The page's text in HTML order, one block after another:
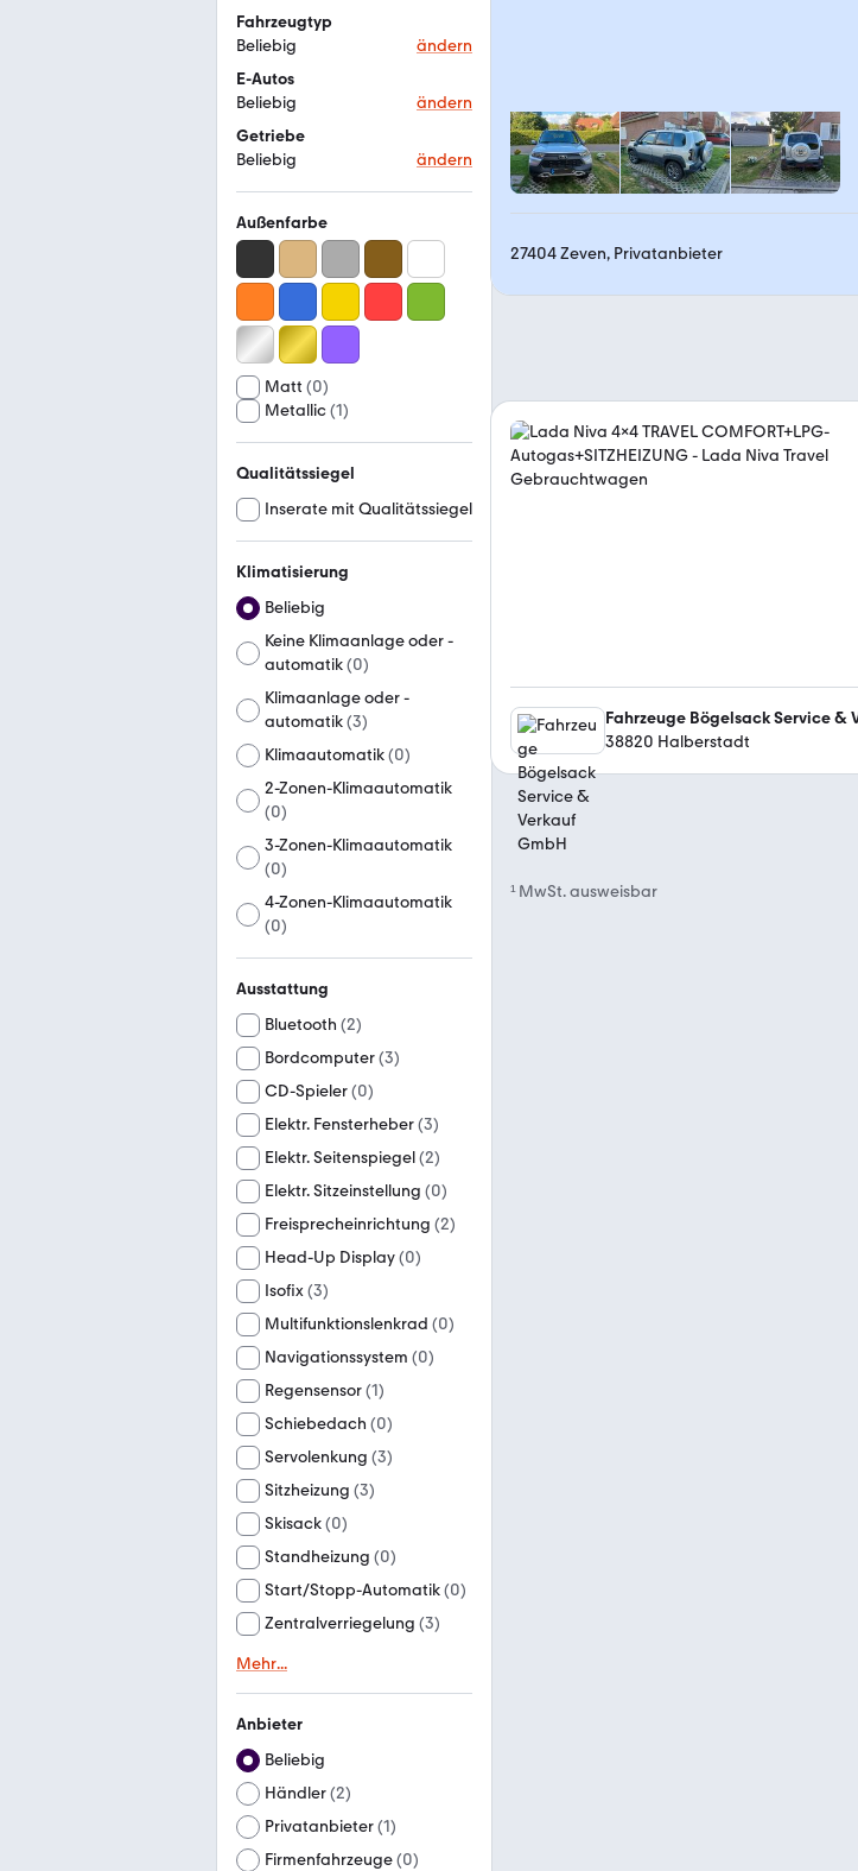
Fahrzeugtyp
Beliebig
ändern
E-Autos
Beliebig
ändern
Getriebe
Beliebig
ändern
Außenfarbe
Matt (0)
Metallic(1)
Qualitätssiegel
Inserate mit Qualitätssiegel
Klimatisierung
Beliebig
Keine Klimaanlage oder -
automatik(0)
Klimaanlage oder -
automatik(3)
Klimaautomatik(0)
2-Zonen-Klimaautomatik
(0)
3-Zonen-Klimaautomatik
(0)
4-Zonen-Klimaautomatik
(0)
Ausstattung
Bluetooth (2)
Bordcomputer(3)
CD-Spieler(0)
Elektr. Fensterheber(3)
Elektr. Seitenspiegel(2)
Elektr. Sitzeinstellung (0)
Freisprecheinrichtung (2)
Head-Up Display(0)
Isofix(3)
Multifunktionslenkrad (0)
Navigationssystem (0)
Regensensor(1)
Schiebedach (0)
Servolenkung (3)
Sitzheizung (3)
Skisack(0)
Standheizung (0)
Start/Stopp-Automatik(0)
Zentralverriegelung (3)
Mehr...
Anbieter
Beliebig
Händler(2)
Privatanbieter(1)
Firmenfahrzeuge(0)
27404 Zeven, Privatanbieter
38820 Halberstadt
¹MwSt. ausweisbar